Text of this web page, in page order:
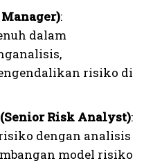
:
dalam
risiko di
Risk Analyst):
dengan analisis
model risiko